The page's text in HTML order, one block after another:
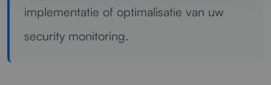
implementatie of optimalisatie van uw
security monitoring.